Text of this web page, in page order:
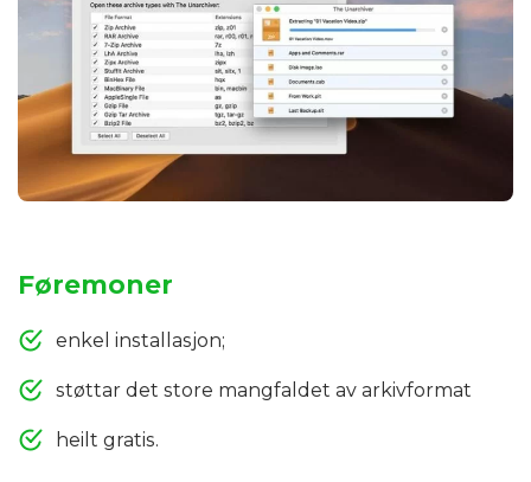
Føremoner
enkel installasjon;
støttar det store mangfaldet av arkivformat
heilt gratis.